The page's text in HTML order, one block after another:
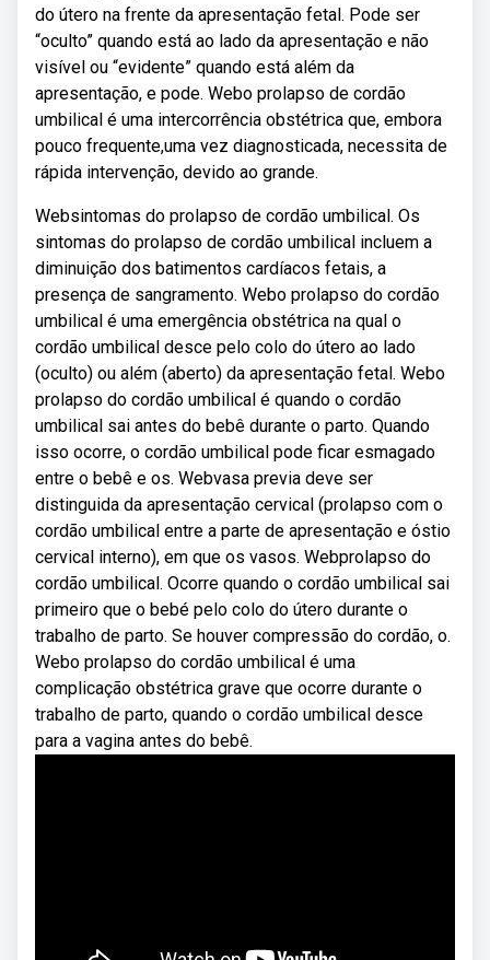
do útero na frente da apresentação fetal. Pode ser
“oculto” quando está ao lado da apresentação e não
visível ou “evidente” quando está além da
apresentação, e pode. Webo prolapso de cordão
umbilical é uma intercorrência obstétrica que, embora
pouco frequente,uma vez diagnosticada, necessita de
rápida intervenção, devido ao grande.
Websintomas do prolapso de cordão umbilical. Os
sintomas do prolapso de cordão umbilical incluem a
diminuição dos batimentos cardíacos fetais, a
presença de sangramento. Webo prolapso do cordão
umbilical é uma emergência obstétrica na qual o
cordão umbilical desce pelo colo do útero ao lado
(oculto) ou além (aberto) da apresentação fetal. Webo
prolapso do cordão umbilical é quando o cordão
umbilical sai antes do bebê durante o parto. Quando
isso ocorre, o cordão umbilical pode ficar esmagado
entre o bebê e os. Webvasa previa deve ser
distinguida da apresentação cervical (prolapso com o
cordão umbilical entre a parte de apresentação e óstio
cervical interno), em que os vasos. Webprolapso do
cordão umbilical. Ocorre quando o cordão umbilical sai
primeiro que o bebé pelo colo do útero durante o
trabalho de parto. Se houver compressão do cordão, o.
Webo prolapso do cordão umbilical é uma
complicação obstétrica grave que ocorre durante o
trabalho de parto, quando o cordão umbilical desce
para a vagina antes do bebê.